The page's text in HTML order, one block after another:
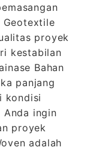
Geotextile
proyek
kestabilan
Bahan
panjang
kondisi
ingin
proyek
adalah